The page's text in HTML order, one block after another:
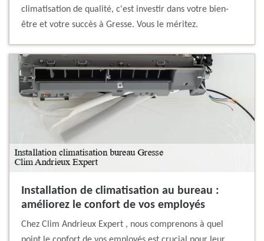
climatisation de qualité, c'est investir dans votre bien-
être et votre succès à Gresse. Vous le méritez.
Installation de climatisation au bureau :
améliorez le confort de vos employés
Chez Clim Andrieux Expert , nous comprenons à quel